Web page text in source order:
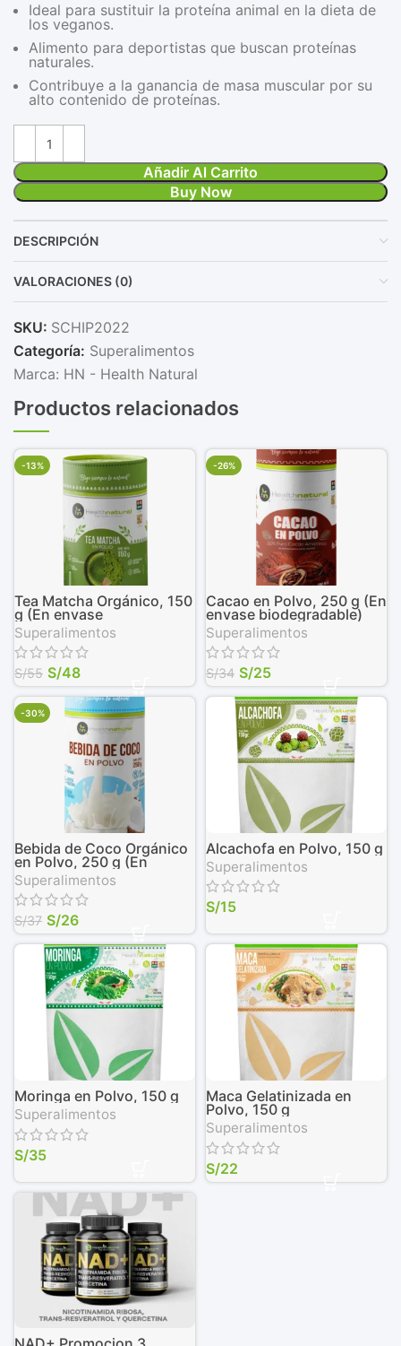
Ideal para sustituir la proteína animal en la dieta de
los veganos.
Alimento para deportistas que buscan proteínas
naturales.
Contribuye a la ganancia de masa muscular por su
alto contenido de proteínas.
Añadir Al Carrito
Buy Now
DESCRIPCIÓN
VALORACIONES (0)
SKU: SCHIP2022
Categoría: Superalimentos
Marca: HN - Health Natural
Productos relacionados
-13%
Tea Matcha Orgánico, 150
g (En envase
biodegradable)
Superalimentos
S/55 S/48
-26%
Cacao en Polvo, 250 g (En
envase biodegradable)
Superalimentos
S/34 S/25
-30%
Bebida de Coco Orgánico
en Polvo, 250 g (En
envase biodegradable)
Superalimentos
S/37 S/26
Alcachofa en Polvo, 150 g
Superalimentos
S/15
Moringa en Polvo, 150 g
Superalimentos
S/35
Maca Gelatinizada en
Polvo, 150 g
Superalimentos
S/22